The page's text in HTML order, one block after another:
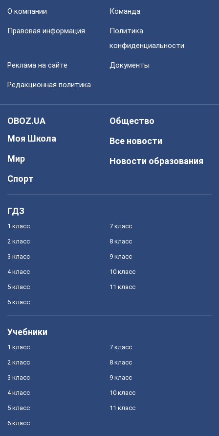
О компании Команда
Правовая информация
Политика
конфиденциальности
Реклама на сайте Документы
Редакционная политика
OBOZ.UA
Моя Школа
Мир
Спорт
Общество
Все новости
Новости образования
ГДЗ
1 класс
2 класс
3 класс
4 класс
5 класс
6 класс
7 класс
8 класс
9 класс
10 класс
11 класс
Учебники
1 класс
2 класс
3 класс
4 класс
5 класс
6 класс
7 класс
8 класс
9 класс
10 класс
11 класс